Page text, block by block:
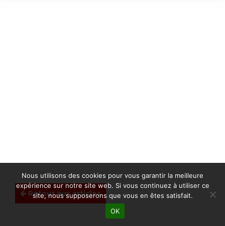
Retour aux articles
Nous utilisons des cookies pour vous garantir la meilleure
expérience sur notre site web. Si vous continuez à utiliser ce
site, nous supposerons que vous en êtes satisfait.
OK